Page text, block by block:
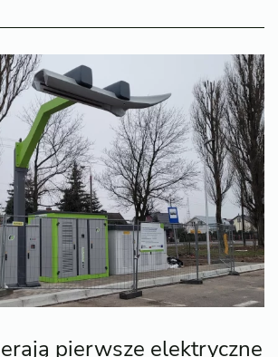
pierwsze elektryczne